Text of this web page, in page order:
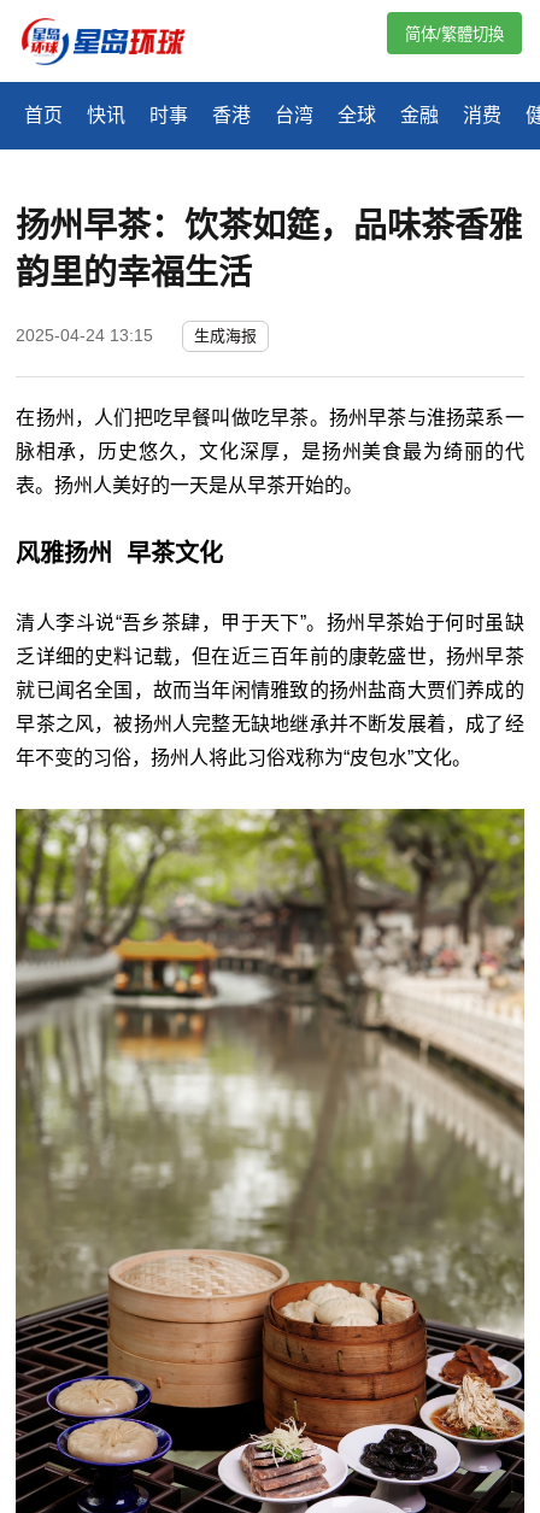
首页 快讯 时事 香港 台湾 全球 金融 消费
简体/繁體切換
扬州早茶：饮茶如筵，品味茶香雅
韵里的幸福生活
2025-04-24 13:15 生成海报
在扬州，人们把吃早餐叫做吃早茶。扬州早茶与淮扬菜系一
脉相承，历史悠久，文化深厚，是扬州美食最为绮丽的代
表。扬州人美好的一天是从早茶开始的。
风雅扬州 早茶文化
清人李斗说“吾乡茶肆，甲于天下”。扬州早茶始于何时虽缺
乏详细的史料记载，但在近三百年前的康乾盛世，扬州早茶
就已闻名全国，故而当年闲情雅致的扬州盐商大贾们养成的
早茶之风，被扬州人完整无缺地继承并不断发展着，成了经
年不变的习俗，扬州人将此习俗戏称为“皮包水”文化。